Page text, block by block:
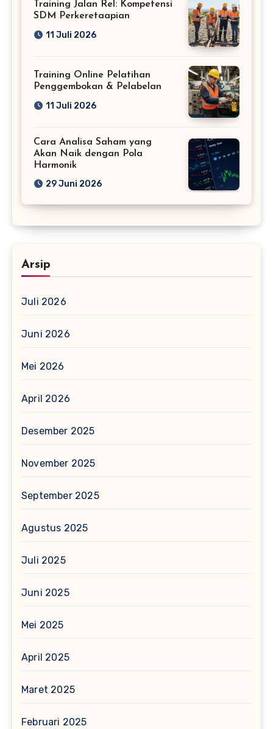
Training Jalan Rel: Kompetensi
SDM Perkeretaapian
11 Juli 2026
Training Online Pelatihan
Penggembokan & Pelabelan
11 Juli 2026
Cara Analisa Saham yang
Akan Naik dengan Pola
Harmonik
29 Juni 2026
Arsip
Juli 2026
Juni 2026
Mei 2026
April 2026
Desember 2025
November 2025
September 2025
Agustus 2025
Juli 2025
Juni 2025
Mei 2025
April 2025
Maret 2025
Februari 2025